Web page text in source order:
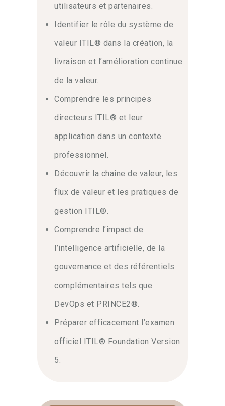
responsables IT. En effet, la maîtrise
des bonnes pratiques ITSM est
organisations modernes. Ainsi, ce
cursus complet permet d’acquérir une
tout en garantissant l’alignement
stratégique.
Les avantages du modèle
de relation de service
D’abord, le pilotage traditionnel montre
parfois ses limites face aux
transformations digitales constantes.
La mise en place d’un cadre structuré
garantit la livraison de valeur continue.
optimisez le suivi de vosprojets
réduisez significativement les coûts et
contactez notre équiped’experts pour
obtenir un accompagnement
programme.
Principes directeurs et
opérationnelle. Vous apprendrez à
utilisateurs et partenaires.
Identifier le rôle du système de
valeur ITIL® dans la création, la
livraison et l’amélioration continue
de la valeur.
Comprendre les principes
directeurs ITIL® et leur
application dans un contexte
professionnel.
Découvrir la chaîne de valeur, les
flux de valeur et les pratiques de
gestion ITIL®.
Comprendre l’impact de
l’intelligence artificielle, de la
gouvernance et des référentiels
complémentaires tels que
DevOps et PRINCE2®.
Préparer efficacement l’examen
officiel ITIL® Foundation Version
5.